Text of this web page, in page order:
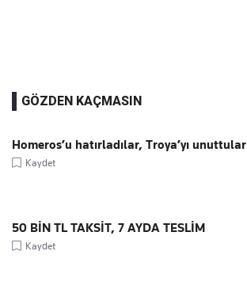
GÖZDEN KAÇMASIN
Homeros’u hatırladılar, Troya’yı unuttular
Kaydet
50 BİN TL TAKSİT, 7 AYDA TESLİM
Kaydet